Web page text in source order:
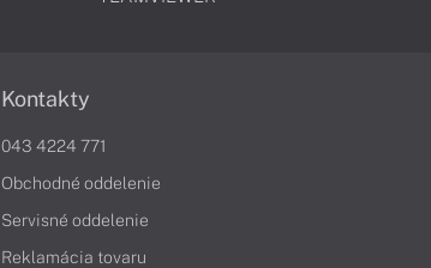
Kontakty
043 4224 771
Obchodné oddelenie
Servisné oddelenie
Reklamácia tovaru